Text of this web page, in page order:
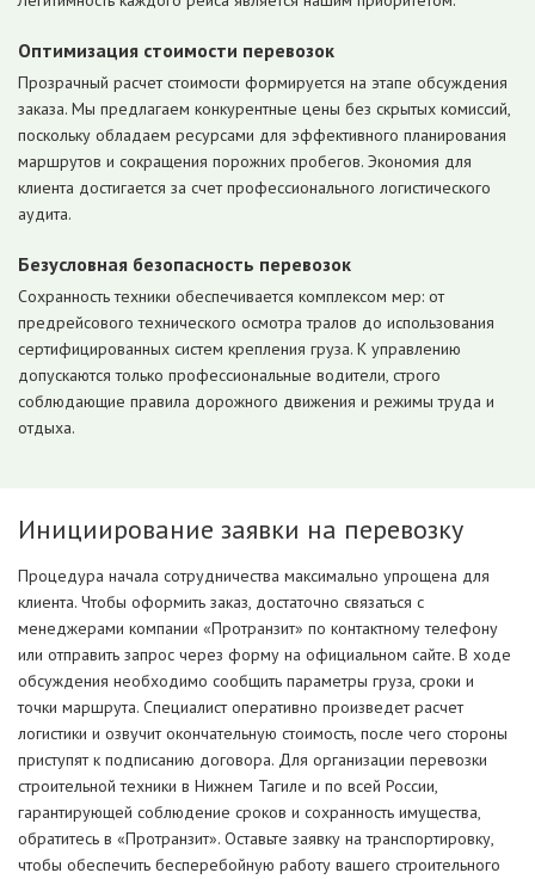
Оптимизация стоимости перевозок
Прозрачный расчет стоимости формируется на этапе обсуждения
заказа. Мы предлагаем конкурентные цены без скрытых комиссий,
поскольку обладаем ресурсами для эффективного планирования
маршрутов и сокращения порожних пробегов. Экономия для
клиента достигается за счет профессионального логистического
аудита.
Безусловная безопасность перевозок
Сохранность техники обеспечивается комплексом мер: от
предрейсового технического осмотра тралов до использования
сертифицированных систем крепления груза. К управлению
допускаются только профессиональные водители, строго
соблюдающие правила дорожного движения и режимы труда и
отдыха.
Инициирование заявки на перевозку
Процедура начала сотрудничества максимально упрощена для
клиента. Чтобы оформить заказ, достаточно связаться с
менеджерами компании «Протранзит» по контактному телефону
или отправить запрос через форму на официальном сайте. В ходе
обсуждения необходимо сообщить параметры груза, сроки и
точки маршрута. Специалист оперативно произведет расчет
логистики и озвучит окончательную стоимость, после чего стороны
приступят к подписанию договора. Для организации перевозки
строительной техники в Нижнем Тагиле и по всей России,
гарантирующей соблюдение сроков и сохранность имущества,
обратитесь в «Протранзит». Оставьте заявку на транспортировку,
чтобы обеспечить бесперебойную работу вашего строительного